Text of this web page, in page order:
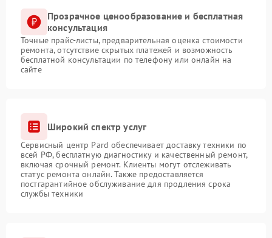
Прозрачное ценообразование и бесплатная
консультация
Точные прайс-листы, предварительная оценка стоимости
ремонта, отсутствие скрытых платежей и возможность
бесплатной консультации по телефону или онлайн на
сайте
Широкий спектр услуг
Сервисный центр Pard обеспечивает доставку техники по
всей РФ, бесплатную диагностику и качественный ремонт,
включая срочный ремонт. Клиенты могут отслеживать
статус ремонта онлайн. Также предоставляется
постгарантийное обслуживание для продления срока
службы техники